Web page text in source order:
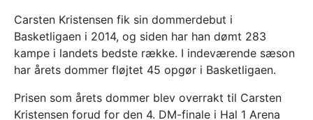
Carsten Kristensen fik sin dommerdebut i
Basketligaen i 2014, og siden har han dømt 283
kampe i landets bedste række. I indeværende sæson
har årets dommer fløjtet 45 opgør i Basketligaen.
Prisen som årets dommer blev overrakt til Carsten
Kristensen forud for den 4. DM-finale i Hal 1 Arena